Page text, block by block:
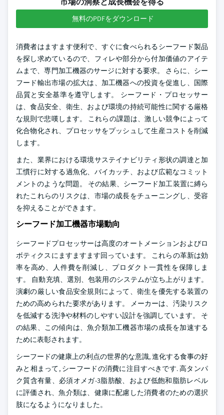
無料のPDFをダウンロード
消費者はますます便利で、すぐに食べられるシーフード製品
を探し求めているので、フィレや部分から付加価値のアイテ
ムまで、専門加工機器のサージに対する要求。 さらに、シー
フード輸出市場の拡大は、加工機器への投資を促進し、国際
品質と安全基準を遵守します。 シーフード・プロセッサー
は、食品安全、衛生、および環境の持続可能性に関する厳格
な規則で悲嘆します。 これらの課題は、激しい競争によって
化合物化され、プロセッサをプッシュして生産コストを削減
します。
また、業界における環境サステイナビリティ形状の調達と加
工慣行に対する過魚化、バイカッチ、および広範なコミット
メントのような問題。 その結果、シーフード加工装置に縛ら
れたこれらのリスクは、市場の成長をチューニングし、受容
を抑えることができます。
シーフード加工機器市場動向
シーフードプロセッサーは高度のオートメーションおよびロ
ボティクスにますますます回っています。 これらの革新は効
率を高め、人件費を削減し、プロダクト一貫性を保障しま
す。 自動充填、選別、包装用のシステムが立ち上がります。
演劇の厳しい食品安全規則によって、衛生を優先する装置の
ための高められた要求があります。 メーカーは、汚染リスク
を低減する洗浄や材料のしやすい設計を強調しています。 そ
の結果、この傾向は、魚介類加工機器市場の成長を加速する
ために表彰されます。
シーフードの健康上の利点の世界的な意識, 進化する食事の好
みと相まって, シーフードの消費に注目すべきです. 高タンパ
ク質含有量、必須オメガ-3脂肪酸、および低飽和脂肪レベル
に評価され、魚介類は、健康に配慮した消費者のための選択
肢になるようになりました。